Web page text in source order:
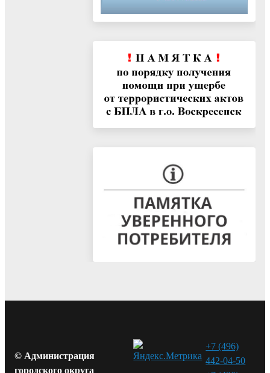
© Администрация
городского округа
+7 (496)
442-04-50